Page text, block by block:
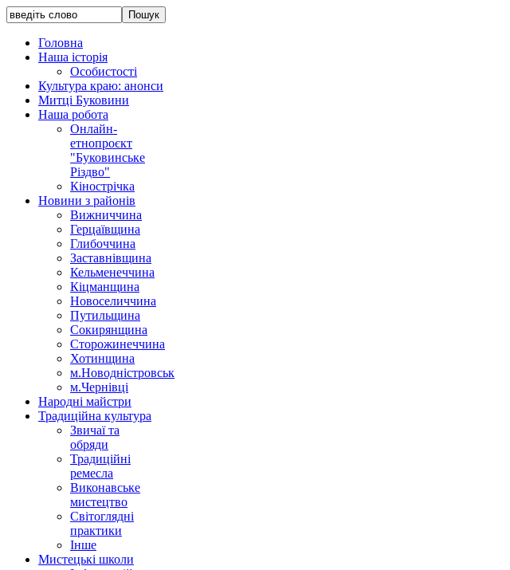
Головна
Наша історія
Особистості
Культура краю: анонси
Митці Буковини
Наша робота
Онлайн-
етнопроєкт
"Буковинське
Різдво"
Кінострічка
Новини з районів
Вижниччина
Герцаївщина
Глибоччина
Заставнівщина
Кельменеччина
Кіцманщина
Новоселиччина
Путильщина
Сокирянщина
Сторожинеччина
Хотинщина
м.Новодністровськ
м.Чернівці
Народні майстри
Традиційна культура
Звичаї та
обряди
Традиційні
ремесла
Виконавське
мистецтво
Світоглядні
практики
Інше
Мистецькі школи